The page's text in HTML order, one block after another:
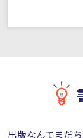
出版なんてまだ